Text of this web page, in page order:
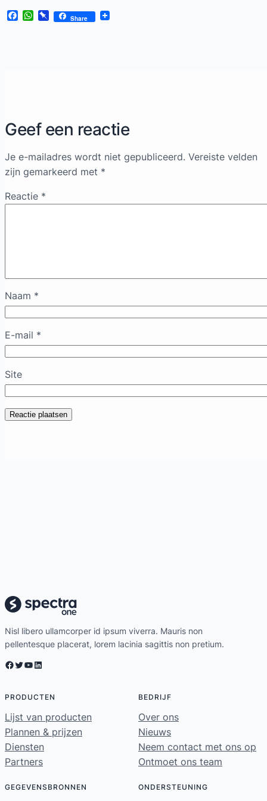
Facebook
WhatsApp
Pinboard
Share
Geef een reactie
Je e-mailadres wordt niet gepubliceerd. Vereiste velden
zijn gemarkeerd met *
Reactie *
Naam *
E-mail *
Site
Nisl libero ullamcorper id ipsum viverra. Mauris non
pellentesque placerat, lorem lacinia sagittis non pretium.
Facebook Twitter YouTube LinkedIn
PRODUCTEN
Lijst van producten
Plannen & prijzen
Diensten
Partners
BEDRIJF
Over ons
Nieuws
Neem contact met ons op
Ontmoet ons team
GEGEVENSBRONNEN ONDERSTEUNING